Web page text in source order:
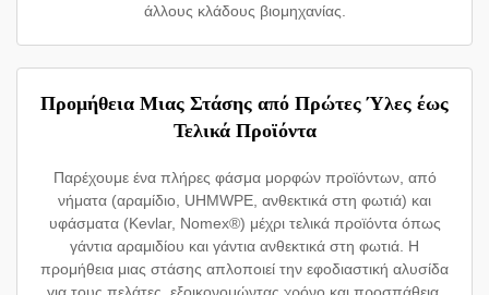
άλλους κλάδους βιομηχανίας.
Προμήθεια Μιας Στάσης από Πρώτες Ύλες έως
Τελικά Προϊόντα
Παρέχουμε ένα πλήρες φάσμα μορφών προϊόντων, από
νήματα (αραμίδιο, UHMWPE, ανθεκτικά στη φωτιά) και
υφάσματα (Kevlar, Nomex®) μέχρι τελικά προϊόντα όπως
γάντια αραμιδίου και γάντια ανθεκτικά στη φωτιά. Η
προμήθεια μιας στάσης απλοποιεί την εφοδιαστική αλυσίδα
για τους πελάτες, εξοικονομώντας χρόνο και προσπάθεια.